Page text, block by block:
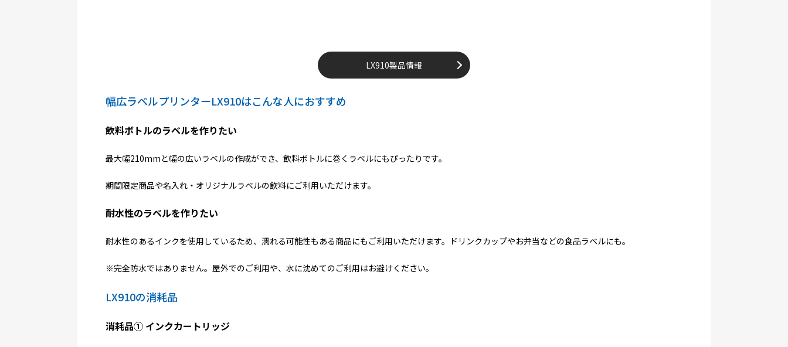
LX910製品情報
幅広ラベルプリンターLX910はこんな人におすすめ
飲料ボトルのラベルを作りたい
最大幅210mmと幅の広いラベルの作成ができ、飲料ボトルに巻くラベルにもぴったりです。
期間限定商品や名入れ・オリジナルラベルの飲料にご利用いただけます。
耐水性のラベルを作りたい
耐水性のあるインクを使用しているため、濡れる可能性もある商品にもご利用いただけます。ドリンクカップやお弁当などの食品ラベルにも。
※完全防水ではありません。屋外でのご利用や、水に沈めてのご利用はお避けください。
LX910の消耗品
消耗品① インクカートリッジ